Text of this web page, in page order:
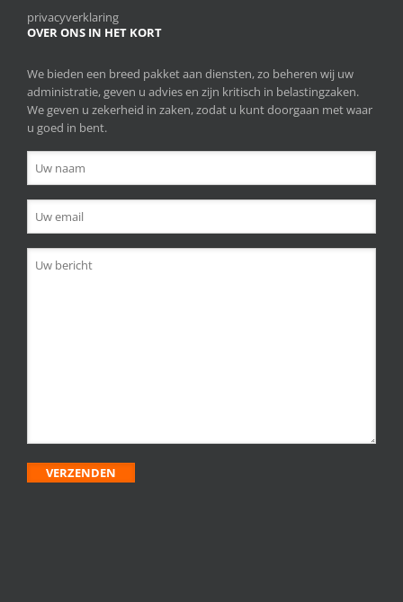
privacyverklaring
OVER ONS IN HET KORT
We bieden een breed pakket aan diensten, zo beheren wij uw
administratie, geven u advies en zijn kritisch in belastingzaken.
We geven u zekerheid in zaken, zodat u kunt doorgaan met waar
u goed in bent.